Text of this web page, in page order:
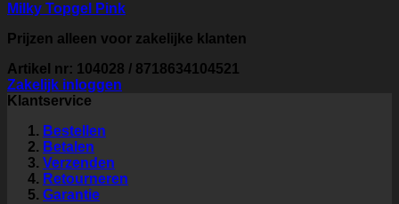
Milky Topgel Pink
Prijzen alleen voor zakelijke klanten
Artikel nr: 104028 / 8718634104521
Zakelijk inloggen
Klantservice
Bestellen
Betalen
Verzenden
Retourneren
Garantie